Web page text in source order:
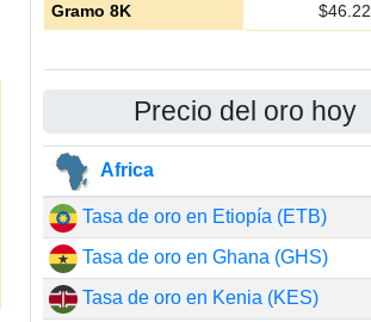
Gramo 8K
$46.22
Precio del oro hoy
Africa
Tasa de oro en Etiopía (ETB)
Tasa de oro en Ghana (GHS)
Tasa de oro en Kenia (KES)